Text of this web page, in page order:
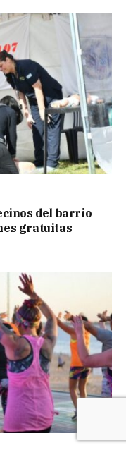
del barrio
gratuitas